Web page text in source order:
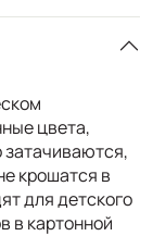
цвета,
затачиваются,
крошатся в
для детского
в картонной